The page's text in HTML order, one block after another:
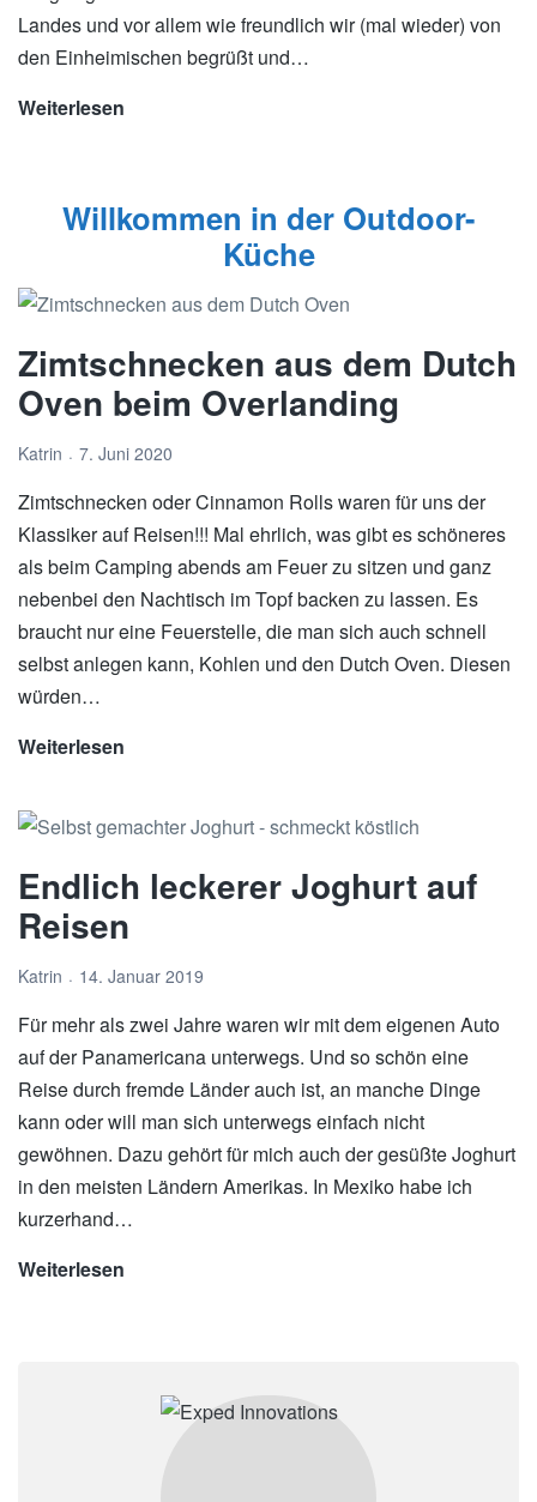
Landes und vor allem wie freundlich wir (mal wieder) von
den Einheimischen begrüßt und…
Weiterlesen
Willkommen in der Outdoor-
Küche
Zimtschnecken aus dem Dutch
Oven beim Overlanding
Katrin 7. Juni 2020
Zimtschnecken oder Cinnamon Rolls waren für uns der
Klassiker auf Reisen!!! Mal ehrlich, was gibt es schöneres
als beim Camping abends am Feuer zu sitzen und ganz
nebenbei den Nachtisch im Topf backen zu lassen. Es
braucht nur eine Feuerstelle, die man sich auch schnell
selbst anlegen kann, Kohlen und den Dutch Oven. Diesen
würden…
Weiterlesen
Dutch
Oven
beim
Overlanding
Endlich leckerer Joghurt auf
Reisen
Katrin 14. Januar 2019
Für mehr als zwei Jahre waren wir mit dem eigenen Auto
auf der Panamericana unterwegs. Und so schön eine
Reise durch fremde Länder auch ist, an manche Dinge
kann oder will man sich unterwegs einfach nicht
gewöhnen. Dazu gehört für mich auch der gesüßte Joghurt
in den meisten Ländern Amerikas. In Mexiko habe ich
kurzerhand…
Weiterlesen
Reisen